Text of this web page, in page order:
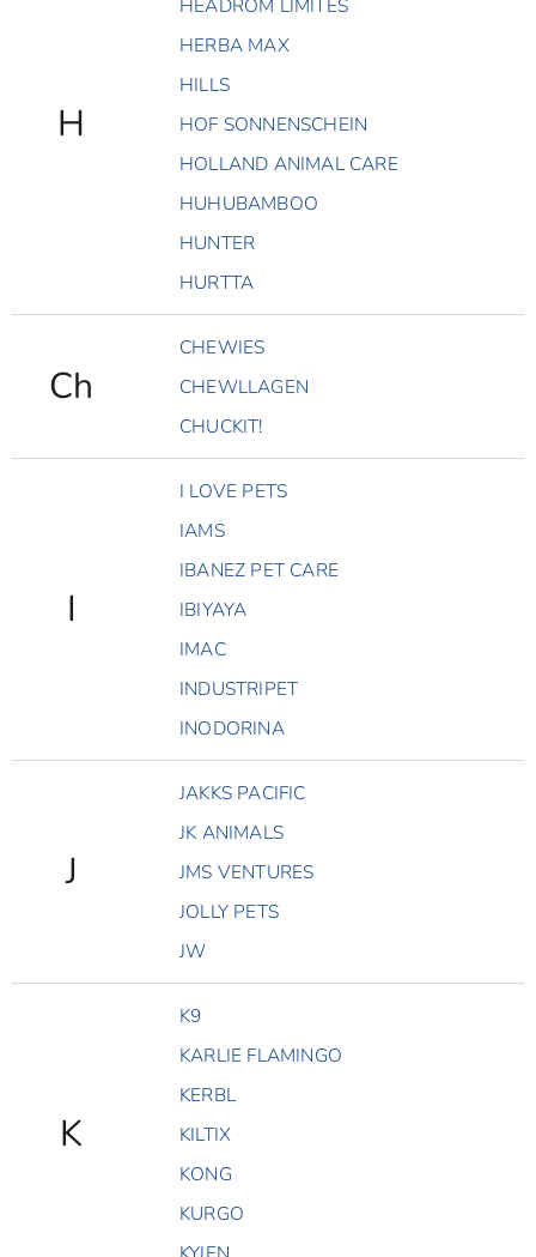
H
HEADROM LIMITES
HERBA MAX
HILLS
HOF SONNENSCHEIN
HOLLAND ANIMAL CARE
HUHUBAMBOO
HUNTER
HURTTA
Ch
CHEWIES
CHEWLLAGEN
CHUCKIT!
I
I LOVE PETS
IAMS
IBANEZ PET CARE
IBIYAYA
IMAC
INDUSTRIPET
INODORINA
J
JAKKS PACIFIC
JK ANIMALS
JMS VENTURES
JOLLY PETS
JW
K
K9
KARLIE FLAMINGO
KERBL
KILTIX
KONG
KURGO